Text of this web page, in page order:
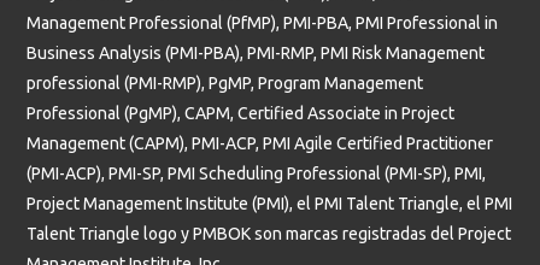
Management Professional (PfMP), PMI-PBA, PMI Professional in
Business Analysis (PMI-PBA), PMI-RMP, PMI Risk Management
professional (PMI-RMP), PgMP, Program Management
Professional (PgMP), CAPM, Certified Associate in Project
Management (CAPM), PMI-ACP, PMI Agile Certified Practitioner
(PMI-ACP), PMI-SP, PMI Scheduling Professional (PMI-SP), PMI,
Project Management Institute (PMI), el PMI Talent Triangle, el PMI
Talent Triangle logo y PMBOK son marcas registradas del Project